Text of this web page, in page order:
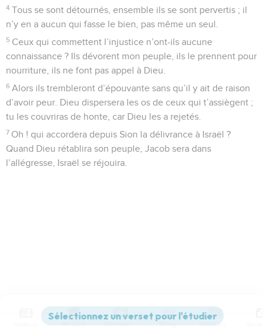
4 Tous se sont détournés, ensemble ils se sont pervertis ; il
n’y en a aucun qui fasse le bien, pas même un seul.
5 Ceux qui commettent l’injustice n’ont-ils aucune
connaissance ? Ils dévorent mon peuple, ils le prennent pour
nourriture, ils ne font pas appel à Dieu.
6 Alors ils trembleront d’épouvante sans qu’il y ait de raison
d’avoir peur. Dieu dispersera les os de ceux qui t’assiègent ;
tu les couvriras de honte, car Dieu les a rejetés.
7 Oh ! qui accordera depuis Sion la délivrance à Israël ?
Quand Dieu rétablira son peuple, Jacob sera dans
l’allégresse, Israël se réjouira.
Versions Commentaires Strong